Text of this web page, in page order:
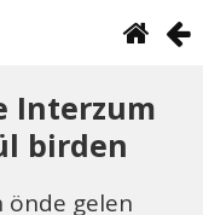
Interzum
birden
önde gelen